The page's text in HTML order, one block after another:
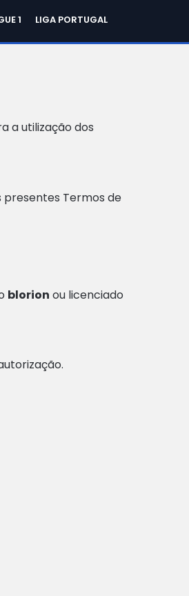
1 LIGA PORTUGAL
a utilização dos
presentes Termos de
blorion ou licenciado